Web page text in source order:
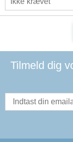
Tilmeld dig